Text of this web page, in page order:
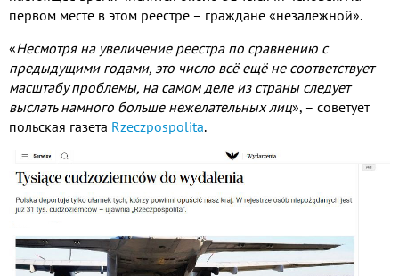
первом месте в этом реестре – граждане «незалежной».
«Несмотря на увеличение реестра по сравнению с
предыдущими годами, это число всё ещё не соответствует
масштабу проблемы, на самом деле из страны следует
выслать намного больше нежелательных лиц», – советует
польская газета Rzeczpospolita.